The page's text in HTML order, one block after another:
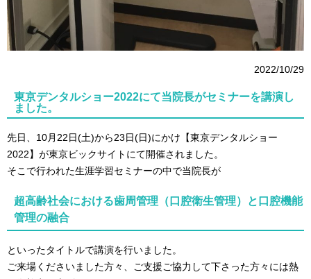
2022/10/29
東京デンタルショー2022にて当院長がセミナーを講演し
ました。
先日、10月22日(土)から23日(日)にかけ【東京デンタルショー
2022】が東京ビックサイトにて開催されました。
そこで行われた生涯学習セミナーの中で当院長が
超高齢社会における歯周管理（口腔衛生管理）と口腔機能
管理の融合
といったタイトルで講演を行いました。
ご来場くださいました方々、ご支援ご協力して下さった方々には熱